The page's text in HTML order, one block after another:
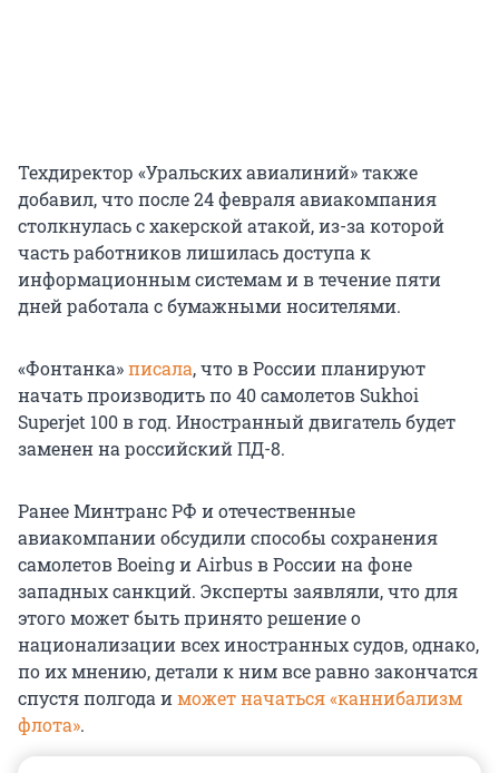
Техдиректор «Уральских авиалиний» также
добавил, что после 24 февраля авиакомпания
столкнулась с хакерской атакой, из-за которой
часть работников лишилась доступа к
информационным системам и в течение пяти
дней работала с бумажными носителями.
«Фонтанка»писала, что в России планируют
начать производить по 40 самолетов Sukhoi
Superjet 100 в год. Иностранный двигатель будет
заменен на российский ПД-8.
Ранее Минтранс РФ и отечественные
авиакомпании обсудили способы сохранения
самолетов Boeing и Airbus в России на фоне
западных санкций. Эксперты заявляли, что для
этого может быть принято решение о
национализации всех иностранных судов, однако,
по их мнению, детали к ним все равно закончатся
спустя полгода иможет начаться «каннибализм
флота».